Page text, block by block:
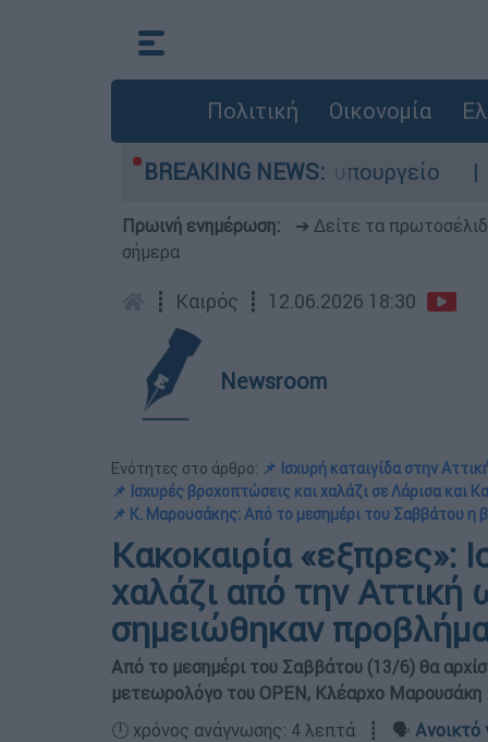
Πολιτική Οικονομία
BREAKING NEWS:
αναζητά το υπουργείο «Το σπίτι
Πρωινή ενημέρωση: ➔ Δείτε τα
σήμερα
┋ Καιρός ┋ 12.06.2026 18:30
Newsroom
Ενότητες στο άρθρο: 📌 Ισχυρή καταιγίδα στην
📌 Ισχυρές βροχοπτώσεις και χαλάζι σε Λάρισα και
📌 Κ. Μαρουσάκης: Από το μεσημέρι του Σαββάτου η
Κακοκαιρία «εξπρες»:
χαλάζι από την
σημειώθηκαν
Από το μεσημέρι του Σαββάτου (13/6) θα
μετεωρολόγο του OPEN, Κλέαρχο Μαρουσάκη
🕛 χρόνος ανάγνωσης: 4 λεπτά ┋ 🗣️ Ανοικτό